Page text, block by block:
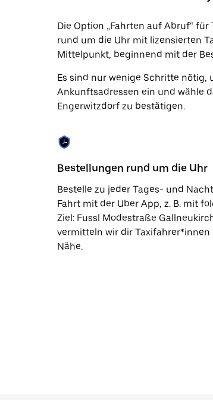
Drücke
die
Escape-
um
den
Kalender
zu
Die Option „Fahrten auf Abruf“
rund um die Uhr mit lizensierten
Mittelpunkt, beginnend mit der
Es sind nur wenige Schritte nötig,
Ankunftsadressen ein und wähle
Engerwitzdorf zu bestätigen.
Bestellungen rund um die Uhr
Bestelle zu jeder Tages- und
Fahrt mit der Uber App, z. B. mit
Ziel: Fussl Modestraße
vermitteln wir dir Taxifahrer*innen
Nähe.